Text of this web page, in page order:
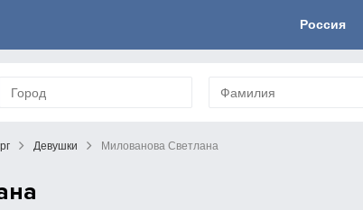
Россия
Девушки Милованова Светлана